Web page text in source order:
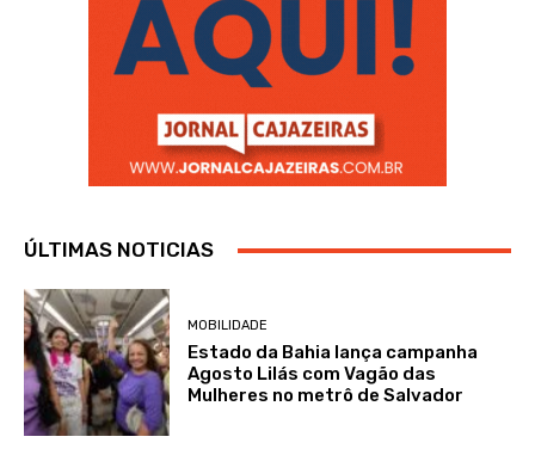
ÚLTIMAS NOTICIAS
MOBILIDADE
Estado da Bahia lança campanha
Agosto Lilás com Vagão das
Mulheres no metrô de Salvador